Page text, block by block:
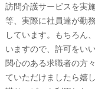
訪問介護サービスを実
等、実際に社員達が勤
しています。もちろん
いますので、許可をい
関心のある求職者の方
ていただけましたら嬉